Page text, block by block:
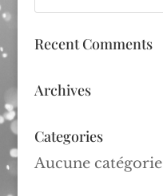
Recent Comments
Archives
Categories
Aucune catégorie